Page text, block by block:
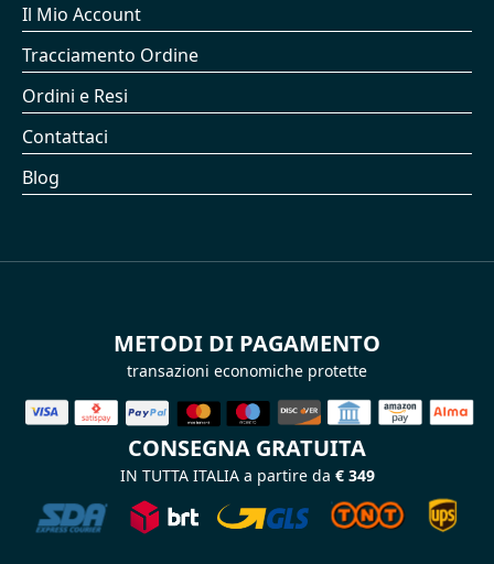
Il Mio Account
Tracciamento Ordine
Ordini e Resi
Contattaci
Blog
METODI DI PAGAMENTO
transazioni economiche protette
CONSEGNA GRATUITA
IN TUTTA ITALIA a partire da € 349